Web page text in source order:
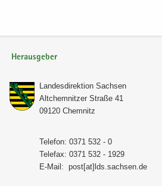
Herausgeber
Lan­des­di­rek­ti­on Sach­sen
Alt­chem­nit­zer Stra­ße 41
09120 Chem­nitz
Te­le­fon: 0371 532 - 0
Te­le­fax: 0371 532 - 1929
E-​Mail: post[at]lds.sach­sen.de